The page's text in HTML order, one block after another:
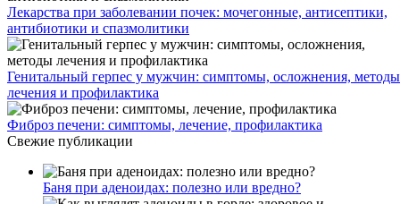
Лекарства при заболевании почек: мочегонные, антисептики,
антибиотики и спазмолитики
Генитальный герпес у мужчин: симптомы, осложнения, методы
лечения и профилактика
Фиброз печени: симптомы, лечение, профилактика
Свежие публикации
Баня при аденоидах: полезно или вредно?